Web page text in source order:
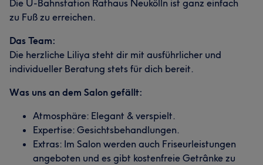
Die U-Bahnstation Rathaus Neukölln ist ganz einfach
zu Fuß zu erreichen.
Das Team:
Die herzliche Liliya steht dir mit ausführlicher und
individueller Beratung stets für dich bereit.
Was uns an dem Salon gefällt:
Atmosphäre: Elegant & verspielt.
Expertise: Gesichtsbehandlungen.
Extras: Im Salon werden auch Friseurleistungen
angeboten und es gibt kostenfreie Getrânke zu